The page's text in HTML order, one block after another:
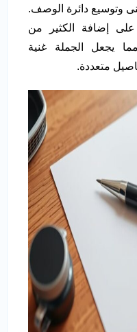
وتوسيع دائرة الوصف.
على إضافة الكثير من
يجعل الجملة غنية
متعددة.